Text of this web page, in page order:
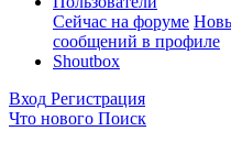
Сейчас на форуме
сообщений в профиле
Shoutbox
Вход Регистрация
Что нового Поиск